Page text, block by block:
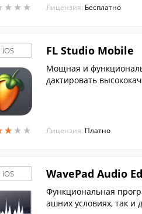
★ ★ ★
★ ★ ★ Лицензия: Бесплатно
iOS
★ ★ ★
★ ★ ★
FL Studio Mobile
Мощная и
дактировать
Лицензия: Платно
iOS WavePad Audio
Функциональная
ашних условиях, так и